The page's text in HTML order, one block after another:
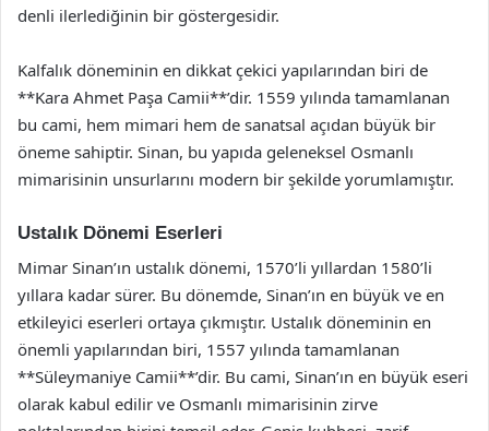
denli ilerlediğinin bir göstergesidir.
Kalfalık döneminin en dikkat çekici yapılarından biri de
**Kara Ahmet Paşa Camii**’dir. 1559 yılında tamamlanan
bu cami, hem mimari hem de sanatsal açıdan büyük bir
öneme sahiptir. Sinan, bu yapıda geleneksel Osmanlı
mimarisinin unsurlarını modern bir şekilde yorumlamıştır.
Ustalık Dönemi Eserleri
Mimar Sinan’ın ustalık dönemi, 1570’li yıllardan 1580’li
yıllara kadar sürer. Bu dönemde, Sinan’ın en büyük ve en
etkileyici eserleri ortaya çıkmıştır. Ustalık döneminin en
önemli yapılarından biri, 1557 yılında tamamlanan
**Süleymaniye Camii**’dir. Bu cami, Sinan’ın en büyük eseri
olarak kabul edilir ve Osmanlı mimarisinin zirve